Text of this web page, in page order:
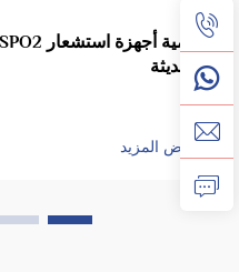
الحديثة
عرض المزيد